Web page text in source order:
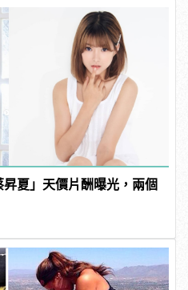
夏」天價片酬曝光，兩個